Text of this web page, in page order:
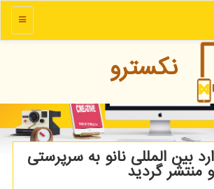
منو
نكسترو
بین المللی نانو به سرپرستی
منتشر گردید